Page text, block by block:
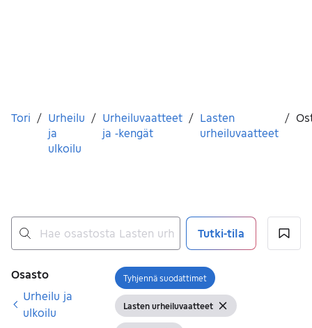
Olet tässä
Tori / Urheilu
ja
ulkoilu
/ Urheiluvaatteet
ja -kengät
/ Lasten
urheiluvaatteet
/
Tutki-tila
Suodattimet
Osasto
Urheilu ja
ulkoilu
Avaa suodatin
Tyhjennä suodattimet
Näytä suodattimet
Lasten urheiluvaatteet Tyhjennä suodatin